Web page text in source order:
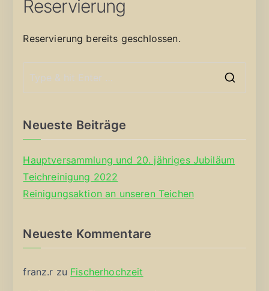
Reservierung
Reservierung bereits geschlossen.
Neueste Beiträge
Hauptversammlung und 20. jähriges Jubiläum
Teichreinigung 2022
Reinigungsaktion an unseren Teichen
Neueste Kommentare
franz.r zu Fischerhochzeit